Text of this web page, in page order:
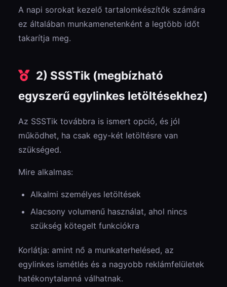
A napi sorokat kezelő tartalomkészítők számára
ez általában munkamenetenként a legtöbb időt
takarítja meg.
2) SSSTik (megbízható
egyszerű egylinkes letöltésekhez)
Az SSSTik továbbra is ismert opció, és jól
működhet, ha csak egy-két letöltésre van
szükséged.
Mire alkalmas:
Alkalmi személyes letöltések
Alacsony volumenű használat, ahol nincs
szükség kötegelt funkciókra
Korlátja: amint nő a munkaterhelésed, az
egylinkes ismétlés és a nagyobb reklámfelületek
hatékonytalanná válhatnak.